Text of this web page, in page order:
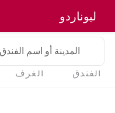
ليوناردو
المدينة أو اسم الفندق
الفندق الغرف